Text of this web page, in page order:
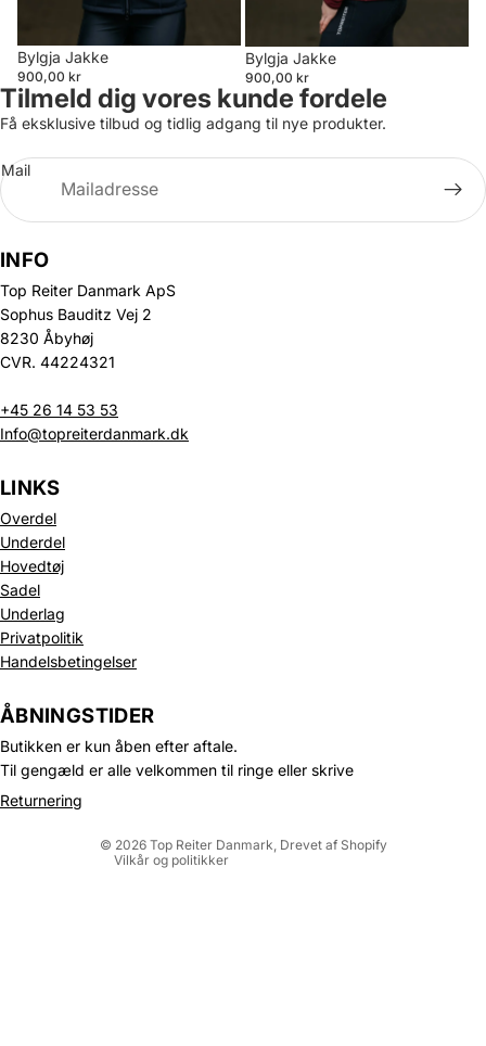
Bylgja Jakke
900,00 kr
Bylgja Jakke
900,00 kr
Tilmeld dig vores kunde fordele
Få eksklusive tilbud og tidlig adgang til nye produkter.
Mail
INFO
Top Reiter Danmark ApS
Sophus Bauditz Vej 2
8230 Åbyhøj
CVR. 44224321
+45 26 14 53 53
Info@topreiterdanmark.dk
LINKS
Overdel
Underdel
Hovedtøj
Sadel
Underlag
Privatpolitik
Handelsbetingelser
ÅBNINGSTIDER
Butikken er kun åben efter aftale.
Til gengæld er alle velkommen til ringe eller skrive
Returnering
© 2026 Top Reiter Danmark , Drevet af Shopify
Vilkår og politikker
Politik om beskyttelse af persondata
Refusionspolitik
Leveringspolitik